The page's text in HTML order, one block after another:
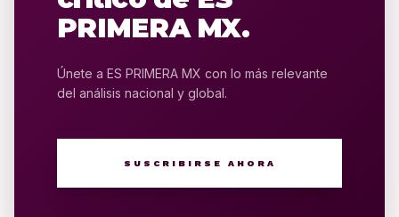
PRIMERA MX.
Únete a ES PRIMERA MX con lo más relevante
del análisis nacional y global.
SUSCRIBIRSE AHORA